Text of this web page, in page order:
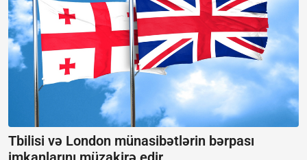
Tbilisi və London münasibətlərin bərpası